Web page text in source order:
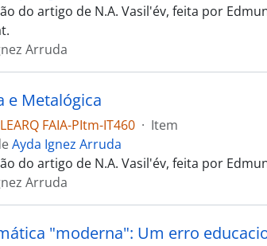
do artigo de N.A. Vasil'év, feita por
Arruda
e Metalógica
FAIA-PItm-IT460 · Item
Ayda Ignez Arruda
do artigo de N.A. Vasil'év, feita por
Arruda
"moderna": Um erro